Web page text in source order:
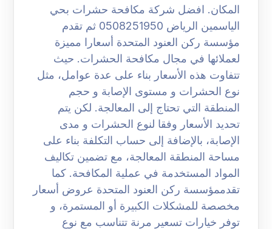
المكان. افضل شركة مكافحة حشرات بحي
الياسمين الرياض 0508251950 ثم تقدم
مؤسسة ركن العنود المتحدة أسعارا مميزة
لعملائها في مجال مكافحة الحشرات. حيث
تتفاوت هذه الأسعار بناء على عدة عوامل، مثل
نوع الحشرات و مستوى الإصابة و حجم
المنطقة التي تحتاج إلى المعالجة. لكن يتم
تحديد الأسعار وفقا لنوع الحشرات و مدى
الإصابة، بالإضافة إلى حساب التكلفة بناء على
مساحة المنطقة المعالجة، مع تضمين تكاليف
المواد المستخدمة في عملية المكافحة. كما
تقدممؤسسة ركن العنود المتحدة عروض أسعار
مخصصة للمشكلات الكبيرة أو المستمرة، و
توفر خيارات تسعير مرنة تتناسب مع نوع